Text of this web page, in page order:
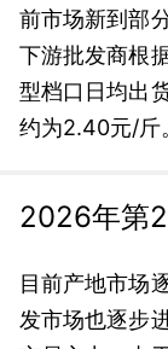
前市场新到部
下游批发商根
型档口日均出
约为2.40元/斤
2026年第
目前产地市场
发市场也逐步